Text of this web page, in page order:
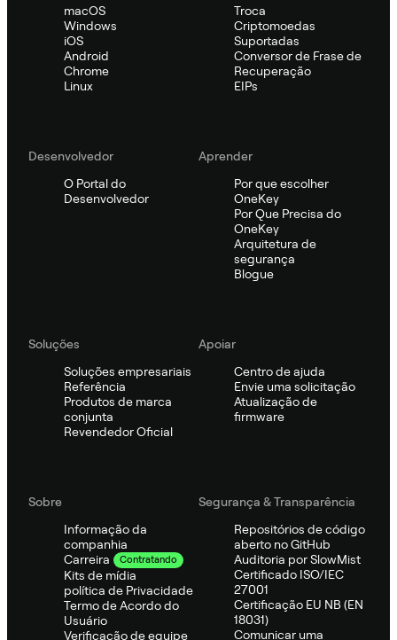
macOS
Windows
iOS
Android
Chrome
Linux
Troca
Criptomoedas
Suportadas
Conversor de Frase de
Recuperação
EIPs
Desenvolvedor
O Portal do
Desenvolvedor
Aprender
Por que escolher
OneKey
Por Que Precisa do
OneKey
Arquitetura de
segurança
Blogue
Soluções
Soluções empresariais
Referência
Produtos de marca
conjunta
Revendedor Oficial
Apoiar
Centro de ajuda
Envie uma solicitação
Atualização de
firmware
Sobre
Informação da
companhia
Carreira
Contratando
Kits de mídia
política de Privacidade
Termo de Acordo do
Usuário
Verificação de equipe
Segurança & Transparência
Repositórios de código
aberto no GitHub
Auditoria por SlowMist
Certificado ISO/IEC
27001
Certificação EU NB (EN
18031)
Comunicar uma